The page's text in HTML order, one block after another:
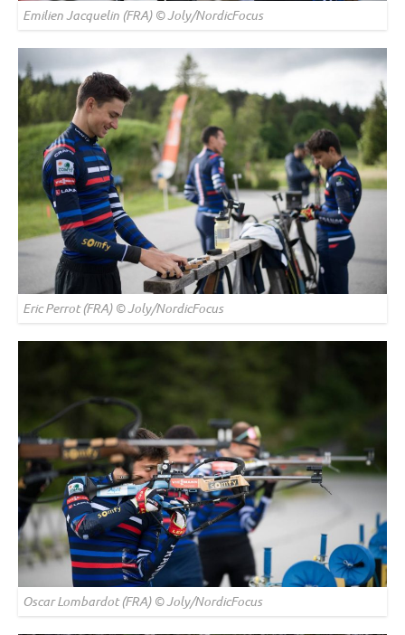
Emilien Jacquelin (FRA) © Joly/NordicFocus
Eric Perrot (FRA) © Joly/NordicFocus
Oscar Lombardot (FRA) © Joly/NordicFocus